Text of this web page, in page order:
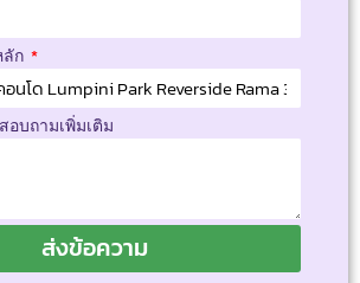
ลัก
บถามเพิ่มเติม
ส่งข้อความ